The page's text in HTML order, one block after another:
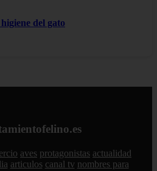
del gato
aves protagonistas actualidad
articulos canal tv nombres para